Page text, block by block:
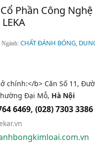
Phần Công
Ngành:CHẤT ĐÁNH BÓNG,
chính:</b> Căn Số 11,
Đại Mỗ, Hà Nội
6469,(028) 7303 3386